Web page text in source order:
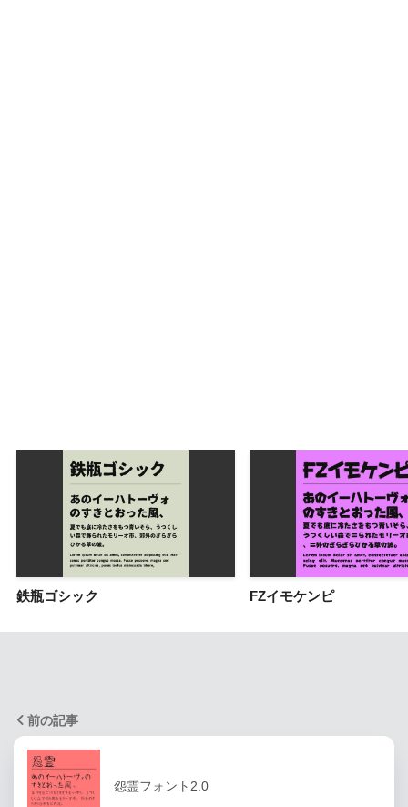
鉄瓶ゴシック FZイモケンピ
前の記事
怨霊フォント2.0